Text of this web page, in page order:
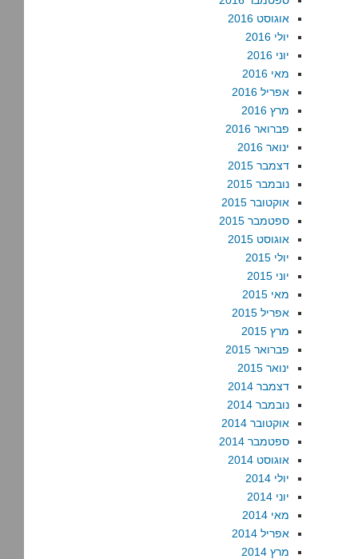
אוגוסט 2016
יולי 2016
יוני 2016
מאי 2016
אפריל 2016
מרץ 2016
פברואר 2016
ינואר 2016
דצמבר 2015
נובמבר 2015
אוקטובר 2015
ספטמבר 2015
אוגוסט 2015
יולי 2015
יוני 2015
מאי 2015
אפריל 2015
מרץ 2015
פברואר 2015
ינואר 2015
דצמבר 2014
נובמבר 2014
אוקטובר 2014
ספטמבר 2014
אוגוסט 2014
יולי 2014
יוני 2014
מאי 2014
אפריל 2014
מרץ 2014